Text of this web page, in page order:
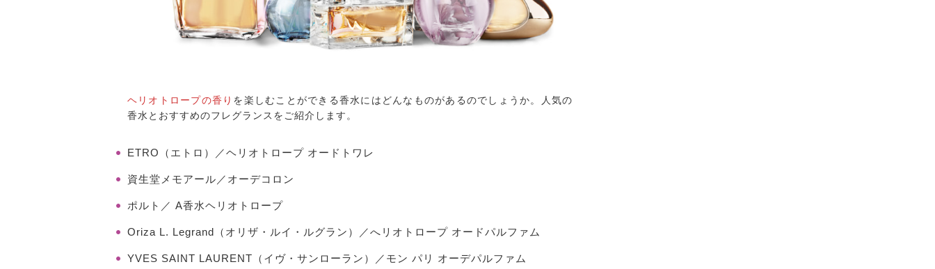
ヘリオトロープの香り を楽しむことができる香水にはどんなものがあるのでしょうか。人気の
香水とおすすめのフレグランスをご紹介します。
ETRO（エトロ）／ヘリオトロープ オードトワレ
資生堂メモアール／オーデコロン
ポルト／ A香水ヘリオトロープ
Oriza L. Legrand（オリザ・ルイ・ルグラン）／へリオトロープ オードパルファム
YVES SAINT LAURENT（イヴ・サンローラン）／モン パリ オーデパルファム